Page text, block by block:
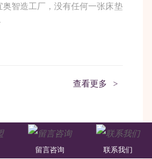
智造工厂，没有任何一张床垫
查看更多 >
留言咨询 联系我们